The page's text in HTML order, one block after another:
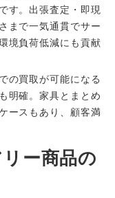
す。出張査定・即現
まで一気通貫でサー
境負荷低減にも貢献
の買取が可能になる
明確。家具とまとめ
ースもあり、顧客満
ー商品の